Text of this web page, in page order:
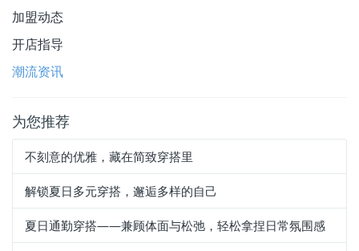
加盟动态
开店指导
潮流资讯
为您推荐
不刻意的优雅，藏在简致穿搭里
解锁夏日多元穿搭，邂逅多样的自己
夏日通勤穿搭——兼顾体面与松弛，轻松拿捏日常氛围感